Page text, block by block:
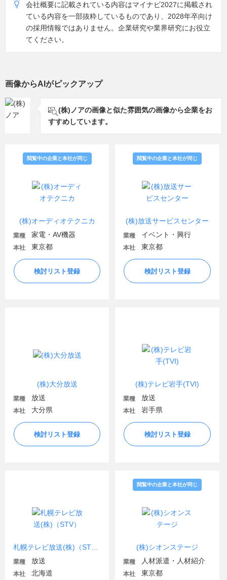
屋、福岡スクールオブミュージック＆ダンス専門学校、
放送芸術学院専門学校、北海道武蔵女子短期大学、横浜
デジタルアーツ専門学校、専門学校横浜ミュージックス
クール
会社概要に記載されている内容はマイナビ2027に掲載され
ている内容を一部抜粋しているものであり、2028年卒向け
の採用情報ではありません。企業研究や業界研究にお役立
てください。
画像からAIがピックアップ
(株)ノアの画像と似た雰囲気の画像から企業をお
すすめしています。
(株)オーディオテクニカ
閲覧中の企業と本社が同じ
業種 家電・AV機器
本社 東京都
検討リスト登録
(株)放送サービスセンター
閲覧中の企業と本社が同じ
業種 イベント・興行
本社 東京都
検討リスト登録
(株)大分放送
業種 放送
本社 大分県
検討リスト登録
(株)テレビ岩手(TVI)
業種 放送
本社 岩手県
検討リスト登録
業種 放送
本社 北海道
(株)シオンステージ
閲覧中の企業と本社が同じ
業種 人材派遣・人材紹介
本社 東京都